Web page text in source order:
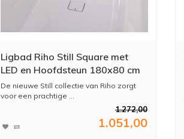
Ligbad Riho Still Square met
LED en Hoofdsteun 180x80 cm
Acryl Wit
De nieuwe Still collectie van Riho zorgt
voor een prachtige ...
1.272,00
1.051,00